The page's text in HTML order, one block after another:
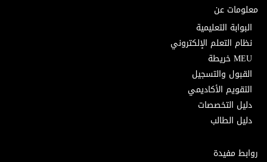
معلومات عن
البوابة التعليمية
نظام التعلم الإلكتروني
MEU خريطة
القبول والتسجيل
التقويم الأكاديمي
دليل التخصصات
دليل الطالب
روابط مفيدة